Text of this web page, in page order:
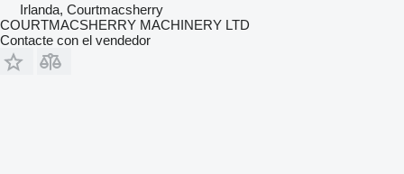
Irlanda, Courtmacsherry
COURTMACSHERRY MACHINERY LTD
Contacte con el vendedor